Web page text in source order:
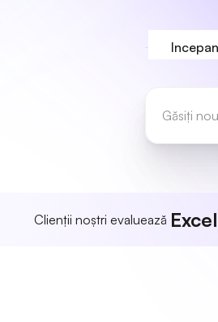
Clienții noștri evaluează